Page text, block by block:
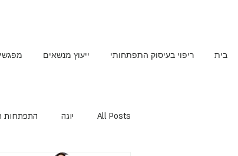
בית ריפוי בעיסוק התפתחותי ייעוץ מנשאים
All Posts יוגה התפתחות